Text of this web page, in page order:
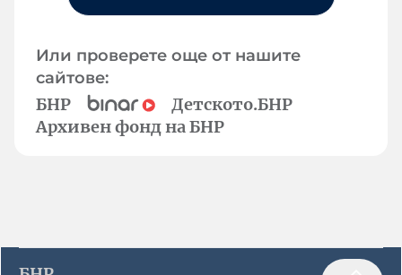
Или проверете още от нашите
сайтове:
БНР
Детското.БНР
Архивен фонд на БНР